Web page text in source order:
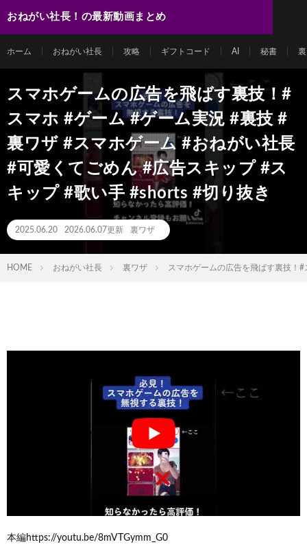
おねがい社長！の最新動画まとめ
ホーム おねがい社長 攻略 ギフトコード AI 秘書
スマホゲームの広告を飛ばす裏技！#
スマホ #ゲーム #ゲーム実況 #裏技 #
裏ワザ #スマホゲーム #おねがい社長
#可愛くてごめん #広告スキップ #ス
キップ #歌い手 #shorts #切り抜き
2025.06.20 2026.06.07更新 裏ワザ
HOME おねがい社長 裏ワザ スマホゲームの広告を飛ばす裏技！
本編https://youtu.be/8mVTGymm_G0